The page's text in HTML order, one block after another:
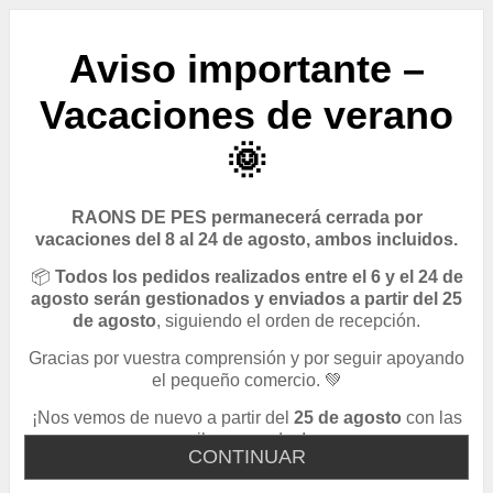
CONTINUAR
Aviso importante –
Vacaciones de verano
🌞
RAONS DE PES permanecerá cerrada por
vacaciones del 8 al 24 de agosto, ambos incluidos.
📦 Todos los pedidos realizados entre el 6 y el 24 de
agosto serán gestionados y enviados a partir del 25
de agosto, siguiendo el orden de recepción.
Gracias por vuestra comprensión y por seguir apoyando
el pequeño comercio. 💚
¡Nos vemos de nuevo a partir del 25 de agosto con las
pilas cargadas!